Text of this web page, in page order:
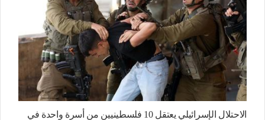
الاحتلال الإسرائيلي يعتقل 10 فلسطينيين من أسرة واحدة في